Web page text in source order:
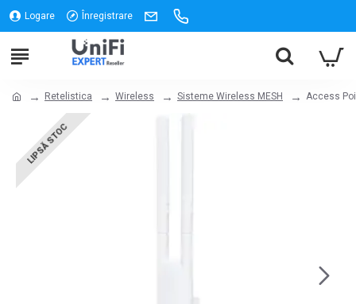
Logare Înregistrare
Retelistica Wireless Sisteme Wireless MESH Access
LIPSĂ STOC